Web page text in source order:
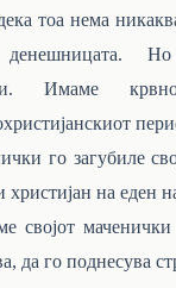
тоа нема
Имаме
го загубиле
христијан на еден
својот
да го поднесува